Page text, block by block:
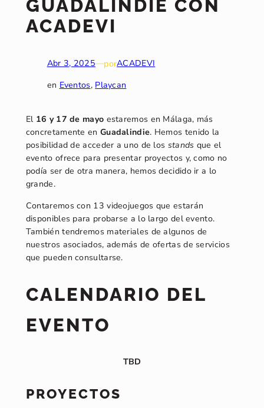
GUADALINDIE CON
ACADEVI
Abr 3, 2025—porACADEVI
en Eventos, Playcan
El 16 y 17 de mayo estaremos en Málaga, más
concretamente en Guadalindie. Hemos tenido la
posibilidad de acceder a uno de los stands que el
evento ofrece para presentar proyectos y, como no
podía ser de otra manera, hemos decidido ir a lo
grande.
Contaremos con 13 videojuegos que estarán
disponibles para probarse a lo largo del evento.
También tendremos materiales de algunos de
nuestros asociados, además de ofertas de servicios
que pueden consultarse.
CALENDARIO DEL
EVENTO
TBD
PROYECTOS